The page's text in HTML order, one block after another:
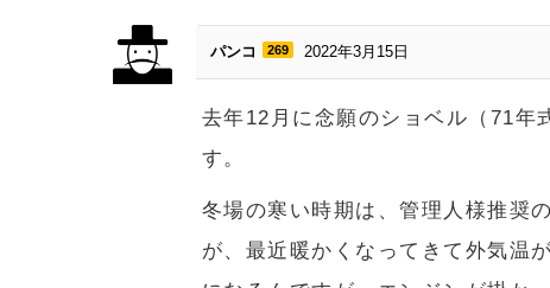
パンコ 269 2022年3月15日
去年12月に念願のショベル（71
す。
冬場の寒い時期は、管理人様推奨
が、最近暖かくなってきて外気温